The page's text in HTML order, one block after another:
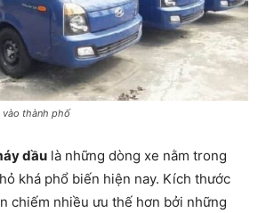
thành phố
dầu là những dòng xe nằm trong
khá phổ biến hiện nay. Kích thước
chiếm nhiều ưu thế hơn bởi những